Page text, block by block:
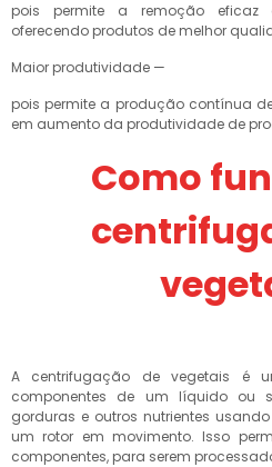
pois permite a remoção eficaz
oferecendo produtos de melhor
Maior produtividade —
pois permite a produção contínua
em aumento da produtividade de
Como
A centrifugação de vegetais é
componentes de um líquido ou
gorduras e outros nutrientes
um rotor em movimento. Isso
componentes, para serem